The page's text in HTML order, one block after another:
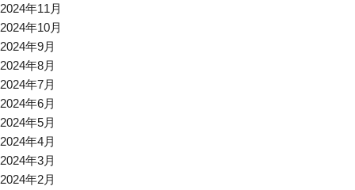
2024年11月
2024年10月
2024年9月
2024年8月
2024年7月
2024年6月
2024年5月
2024年4月
2024年3月
2024年2月